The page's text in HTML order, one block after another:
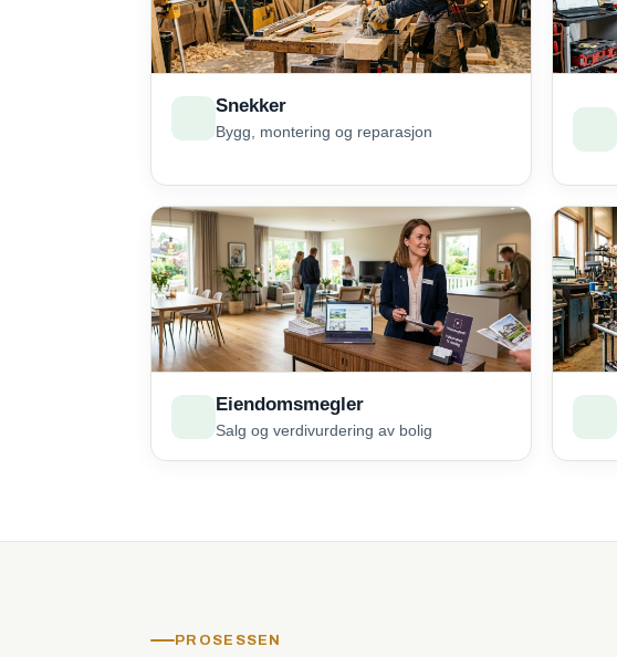
Snekker
Bygg, montering og reparasjon
Eiendomsmegler
Salg og verdivurdering av bolig
PROSESSEN